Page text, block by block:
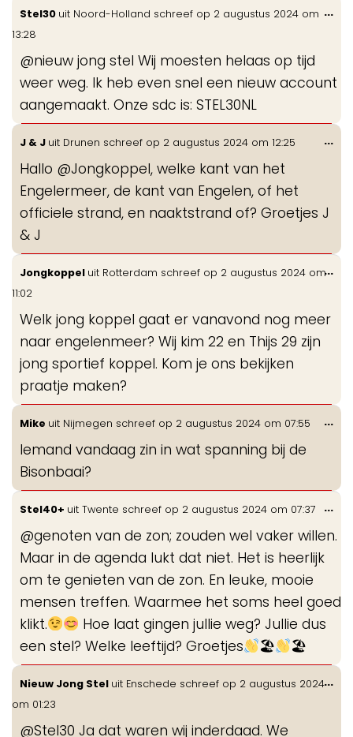
Stel30 uit Noord-Holland schreef op 2 augustus 2024 om
13:28
@nieuw jong stel Wij moesten helaas op tijd
weer weg. Ik heb even snel een nieuw account
aangemaakt. Onze sdc is: STEL30NL
...
J & J uit Drunen schreef op 2 augustus 2024 om 12:25
Hallo @Jongkoppel, welke kant van het
Engelermeer, de kant van Engelen, of het
officiele strand, en naaktstrand of? Groetjes J
& J
...
Jongkoppel uit Rotterdam schreef op 2 augustus 2024 om
11:02
Welk jong koppel gaat er vanavond nog meer
naar engelenmeer? Wij kim 22 en Thijs 29 zijn
jong sportief koppel. Kom je ons bekijken
praatje maken?
...
Mike uit Nijmegen schreef op 2 augustus 2024 om 07:55
Iemand vandaag zin in wat spanning bij de
Bisonbaai?
...
Stel40+ uit Twente schreef op 2 augustus 2024 om 07:37
@genoten van de zon; zouden wel vaker willen.
Maar in de agenda lukt dat niet. Het is heerlijk
om te genieten van de zon. En leuke, mooie
mensen treffen. Waarmee het soms heel goed
klikt.
Hoe laat gingen jullie weg? Jullie dus
een stel? Welke leeftijd? Groetjes
🏖 🏖
...
Nieuw Jong Stel uit Enschede schreef op 2 augustus 2024
om 01:23
@Stel30 Ja dat waren wij inderdaad. We
...